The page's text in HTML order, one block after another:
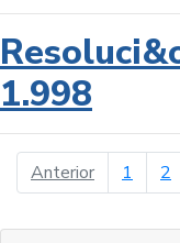
1.998
Anteriorpágina
1 2